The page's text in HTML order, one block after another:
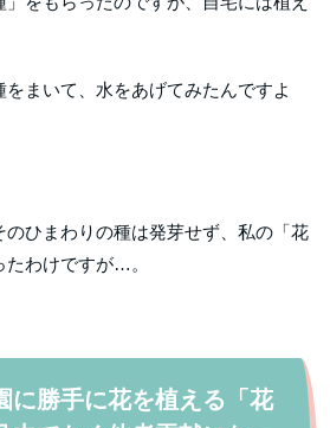
まいて、水をあげてみたんですよ
のひまわりの種は発芽せず、私の「花
わけですが…。
に勝手に花を植える「花